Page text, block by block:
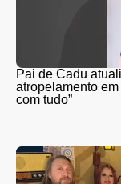
Pai de Cadu
atropelamento
com tudo”